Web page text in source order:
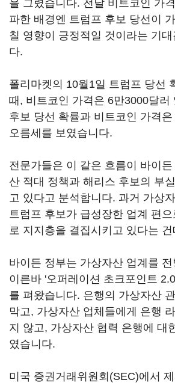
을 그렸습니다. 전날 비트코인 가
파한 배경엔 트럼프 후보 당선이
칠 영향이 긍정적일 것이라는 기대
다.
폴리마켓의 10월1일 트럼프 당선
때, 비트코인 가격은 6만3000달러
후보 당선 확률과 비트코인 가격은
오름세를 보였습니다.
전문가들은 이 같은 흐름이 바이
산 적대 정책과 해리스 후보의 부
고 있다고 분석합니다. 과거 가상
트럼프 후보가 급성장한 업계 편
로 지지층을 결집시키고 있다는 건
바이든 정부는 가상자산 업계를
이른바 '오퍼레이션 초크포인트
를 펴왔습니다. 은행의 가상자산
막고, 가상자산 업체들에게 은행
지 않고, 가상자산 협력 은행에 대
였습니다.
미국 증권거래위원회(SEC)에서